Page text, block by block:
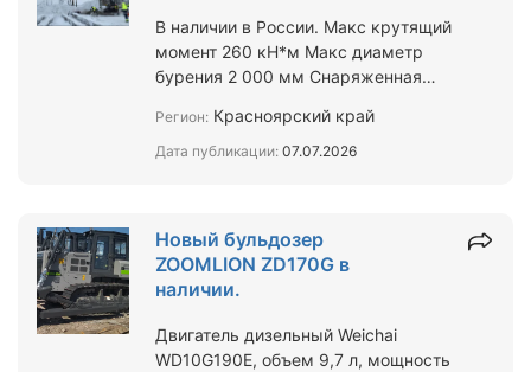
В наличии в России. Макс крутящий
момент 260 кН*м Макс диаметр
бурения 2 000 мм Снаряженная
дизельный Cummins QSL9, мощно…
Регион: Красноярский край
Дата публикации: 07.07.2026
Новый бульдозер
ZOOMLION ZD170G в
наличии.
Двигатель дизельный Weichai
WD10G190E, объем 9,7 л, мощность